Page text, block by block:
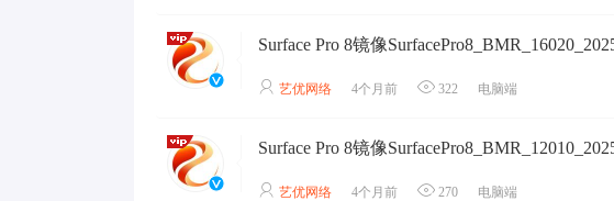
艺优网络 4个月前 322 电脑端
艺优网络 4个月前 270 电脑端